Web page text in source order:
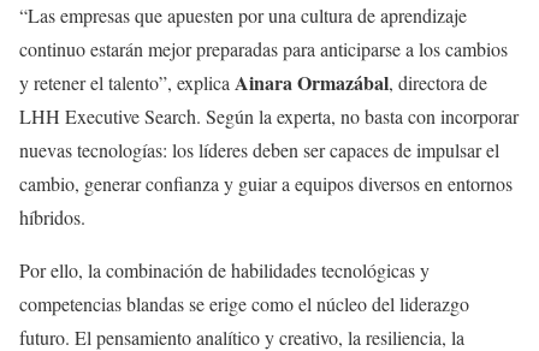
“Las empresas que apuesten por una cultura de aprendizaje
continuo estarán mejor preparadas para anticiparse a los cambios
y retener el talento”, explica Ainara Ormazábal, directora de
LHH Executive Search. Según la experta, no basta con incorporar
nuevas tecnologías: los líderes deben ser capaces de impulsar el
cambio, generar confianza y guiar a equipos diversos en entornos
híbridos.
Por ello, la combinación de habilidades tecnológicas y
competencias blandas se erige como el núcleo del liderazgo
futuro. El pensamiento analítico y creativo, la resiliencia, la